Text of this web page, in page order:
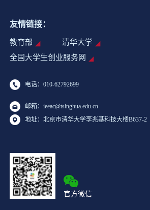
友情链接：
教育部
清华大学
全国大学生创业服务网
电话：010-62792699
邮箱：ieeac@tsinghua.edu.cn
地址：北京市清华大学李兆基科技大楼B637-2
官方微信